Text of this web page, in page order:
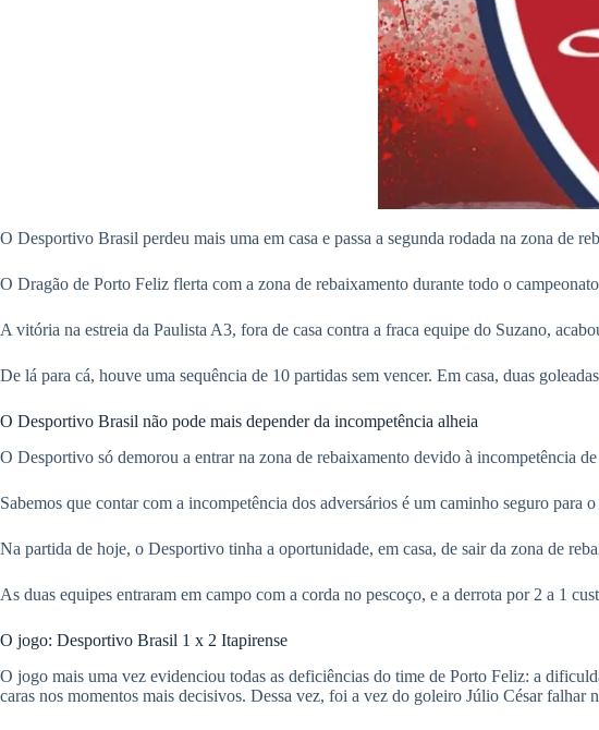
O Desportivo Brasil perdeu mais uma em casa e passa a segunda rodada na zona de
O Dragão de Porto Feliz flerta com a zona de rebaixamento durante todo o
A vitória na estreia da Paulista A3, fora de casa contra a fraca equipe do Suzano,
De lá para cá, houve uma sequência de 10 partidas sem vencer. Em casa, duas
O Desportivo Brasil não pode mais depender da incompetência alheia
O Desportivo só demorou a entrar na zona de rebaixamento devido à incompetência
Sabemos que contar com a incompetência dos adversários é um caminho seguro
Na partida de hoje, o Desportivo tinha a oportunidade, em casa, de sair da zona de
As duas equipes entraram em campo com a corda no pescoço, e a derrota por 2 a 1
O jogo: Desportivo Brasil 1 x 2 Itapirense
O jogo mais uma vez evidenciou todas as deficiências do time de Porto Feliz: a
caras nos momentos mais decisivos. Dessa vez, foi a vez do goleiro Júlio César falhar